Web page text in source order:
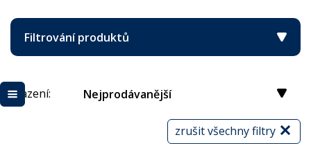
Filtrování produktů
Řazení: Nejprodávanější
zrušit všechny filtry